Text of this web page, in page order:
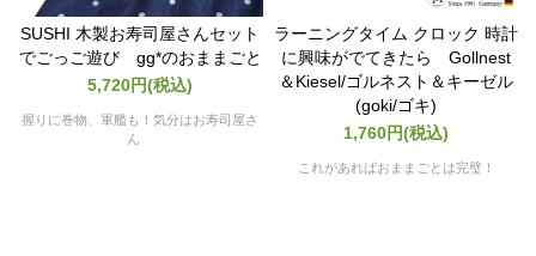
SUSHI 木製お寿司屋さんセット
でごっご遊び gg*のおままごと
5,720円(税込)
握りに巻物、軍艦も！気分はお寿司屋さ
ん
ラーニングタイム クロック 時計
に興味がでてきたら Gollnest
＆Kiesel/ゴルネスト＆キーゼル
(goki/ゴキ)
1,760円(税込)
これがあればおままごとは完璧！